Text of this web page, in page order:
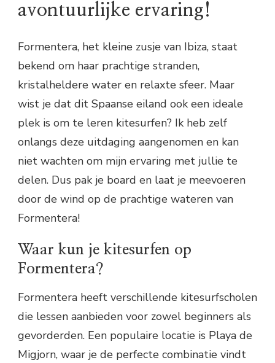
avontuurlijke ervaring!
Formentera, het kleine zusje van Ibiza, staat
bekend om haar prachtige stranden,
kristalheldere water en relaxte sfeer. Maar
wist je dat dit Spaanse eiland ook een ideale
plek is om te leren kitesurfen? Ik heb zelf
onlangs deze uitdaging aangenomen en kan
niet wachten om mijn ervaring met jullie te
delen. Dus pak je board en laat je meevoeren
door de wind op de prachtige wateren van
Formentera!
Waar kun je kitesurfen op
Formentera?
Formentera heeft verschillende kitesurfscholen
die lessen aanbieden voor zowel beginners als
gevorderden. Een populaire locatie is Playa de
Migjorn, waar je de perfecte combinatie vindt